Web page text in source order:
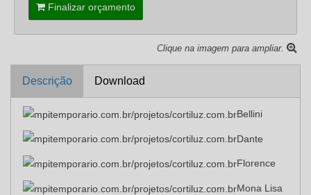
Finalizar orçamento
Clique na imagem para ampliar.
Descrição Download
Bellini
Dante
Florence
Mona Lisa